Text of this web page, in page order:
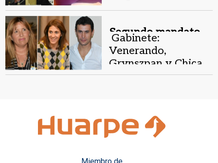
Segundo mandato.
Gabinete:
Venerando,
Grynszpan y Chica,
los primeros